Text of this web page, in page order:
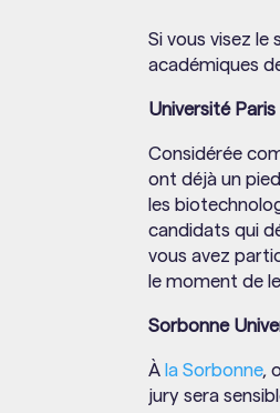
Si vous visez
académiques
Université Paris
Considérée
ont déjà un
les
candidats qui
vous avez
le moment de
Sorbonne
À la Sorbonne,
jury sera